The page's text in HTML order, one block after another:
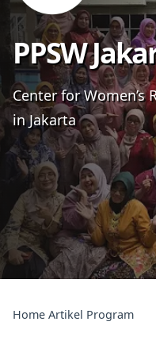
PPSW
Center for Women’s
in Jakarta
Home Artikel Program